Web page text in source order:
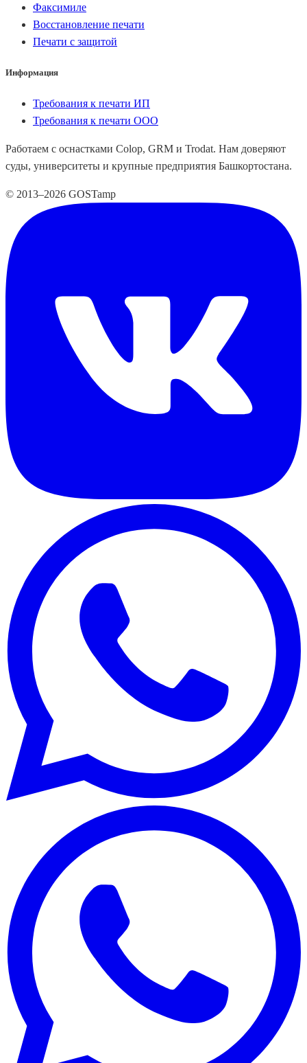
Факсимиле
Восстановление печати
Печати с защитой
Информация
Требования к печати ИП
Требования к печати ООО
Работаем с оснастками Colop, GRM и Trodat. Нам доверяют
суды, университеты и крупные предприятия Башкортостана.
© 2013–2026 GOSTamp